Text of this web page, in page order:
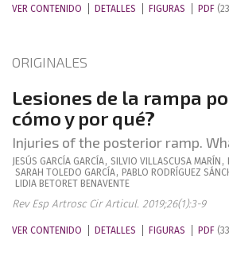
VER CONTENIDO DETALLES FIGURAS PDF
ORIGINALES
Lesiones de la rampa
cómo y por qué?
Injuries of the posterior ramp.
JESÚS GARCÍA GARCÍA, SILVIO VILLASCUSA MARÍN ,
SARAH TOLEDO GARCÍA, PABLO RODRÍGUEZ
LIDIA BETORET BENAVENTE
Rev Esp Artrosc Cir Articul. 2019;26(1):3-9
VER CONTENIDO DETALLES FIGURAS PDF